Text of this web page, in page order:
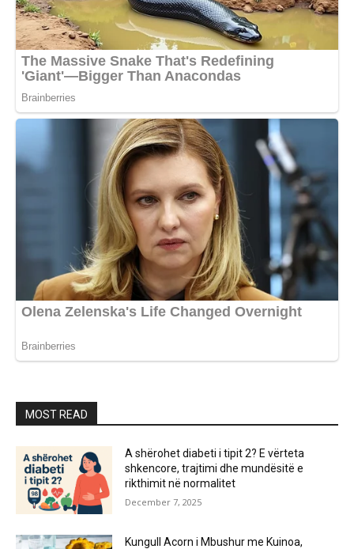
MOST READ
A shërohet diabeti i tipit 2? E vërteta
shkencore, trajtimi dhe mundësitë e
rikthimit në normalitet
December 7, 2025
Kungull Acorn i Mbushur me Kuinoa,